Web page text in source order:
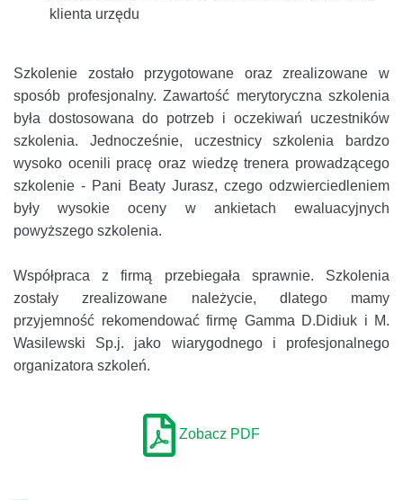
klienta urzędu
Szkolenie zostało przygotowane oraz zrealizowane w
sposób profesjonalny. Zawartość merytoryczna szkolenia
była dostosowana do potrzeb i oczekiwań uczestników
szkolenia. Jednocześnie, uczestnicy szkolenia bardzo
wysoko ocenili pracę oraz wiedzę trenera prowadzącego
szkolenie - Pani Beaty Jurasz, czego odzwierciedleniem
były wysokie oceny w ankietach ewaluacyjnych
powyższego szkolenia.
Współpraca z firmą przebiegała sprawnie. Szkolenia
zostały zrealizowane należycie, dlatego mamy
przyjemność rekomendować firmę Gamma D.Didiuk i M.
Wasilewski Sp.j. jako wiarygodnego i profesjonalnego
organizatora szkoleń.
Zobacz PDF